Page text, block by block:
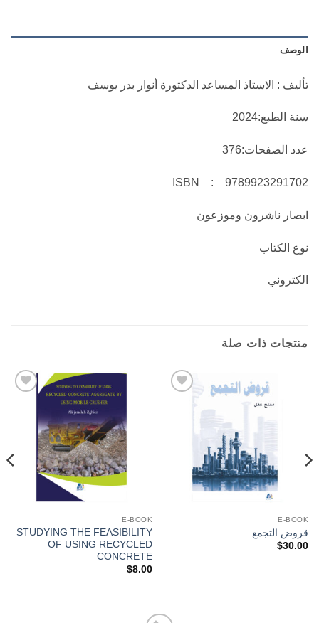
الوصف
تأليف : الاستاذ المساعد الدكتورة أنوار بدر يوسف
سنة الطبع:2024
عدد الصفحات:376
ISBN : 9789923291702
ابصار ناشرون وموزعون
نوع الكتاب
الكتروني
منتجات ذات صلة
E-BOOK
قروض التجمع
$30.00
E-BOOK
STUDYING THE FEASIBILITY
OF USING RECYCLED
CONCRETE
$8.00